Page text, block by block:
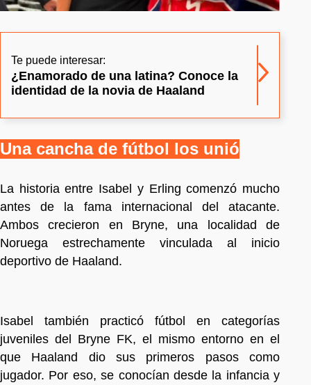
Te puede interesar:
¿Enamorado de una latina? Conoce la
identidad de la novia de Haaland
Una cancha de fútbol los unió
La historia entre Isabel y Erling comenzó mucho
antes de la fama internacional del atacante.
Ambos crecieron en Bryne, una localidad de
Noruega estrechamente vinculada al inicio
deportivo de Haaland.
Isabel también practicó fútbol en categorías
juveniles del Bryne FK, el mismo entorno en el
que Haaland dio sus primeros pasos como
jugador. Por eso, se conocían desde la infancia y